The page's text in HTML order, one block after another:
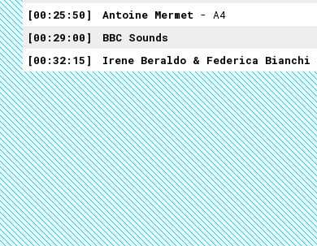
00:25:50
Antoine Mermet - A4
00:29:00
BBC Sounds
00:32:15
Irene Beraldo & Federica Bianchi